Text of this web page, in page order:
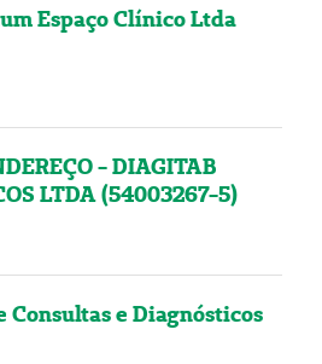
Espaço Clínico Ltda
- DIAGITAB
LTDA (54003267-5)
e Diagnósticos